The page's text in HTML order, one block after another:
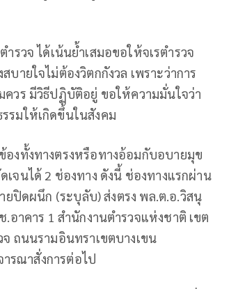
วจ ได้เน้นย้ำเสมอขอให้จเรตำรวจ
ายใจไม่ต้องวิตกกังวล เพราะว่าการ
ควร มีวิธีปฏิบัติอยู่ ขอให้ความมั่นใจว่า
รมให้เกิดขึ้นในสังคม
องทั้งทางตรงหรือทางอ้อมกับอบายมุข
จนได้ 2 ช่องทาง ดังนี้ ช่องทางแรกผ่าน
ยปิดผนึก (ระบุลับ) ส่งตรง พล.ต.อ.วิสนุ
อาคาร 1 สำนักงานตำรวจแห่งชาติ เขต
ถนนรามอินทราเขตบางเขน
รณาสั่งการต่อไป